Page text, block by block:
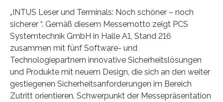
„INTUS Leser und Terminals: Noch schöner – noch
sicherer “. Gemäß diesem Messemotto zeigt PCS
Systemtechnik GmbH in Halle A1, Stand 216
zusammen mit fünf Software- und
Technologiepartnern innovative Sicherheitslösungen
und Produkte mit neuem Design, die sich an den weiter
gestiegenen Sicherheitsanforderungen im Bereich
Zutritt orientieren. Schwerpunkt der Messepräsentation